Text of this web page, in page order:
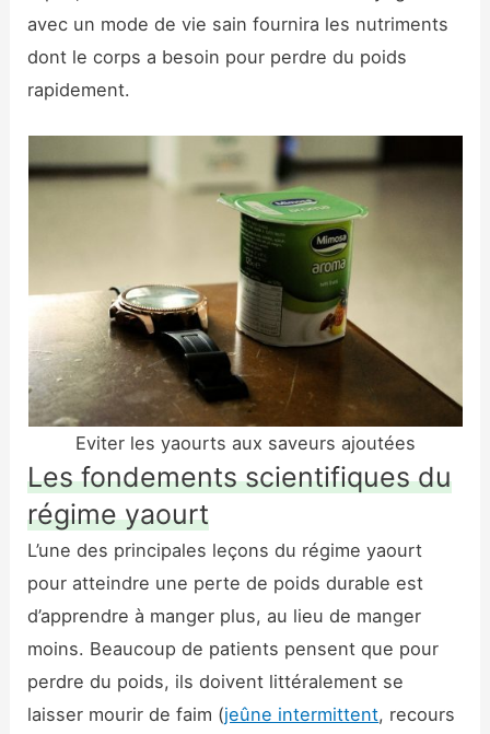
avec un mode de vie sain fournira les nutriments
dont le corps a besoin pour perdre du poids
rapidement.
Eviter les yaourts aux saveurs ajoutées
Les fondements scientifiques du
régime yaourt
L’une des principales leçons du régime yaourt
pour atteindre une perte de poids durable est
d’apprendre à manger plus, au lieu de manger
moins. Beaucoup de patients pensent que pour
perdre du poids, ils doivent littéralement se
laisser mourir de faim (jeûne intermittent, recours